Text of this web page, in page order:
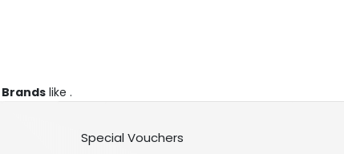
like .
Special Vouchers